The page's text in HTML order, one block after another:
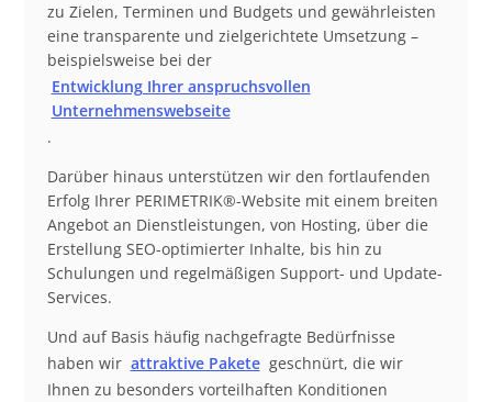
zu Zielen, Terminen und Budgets und gewährleisten
eine transparente und zielgerichtete Umsetzung –
beispielsweise bei der
Entwicklung Ihrer anspruchsvollen
Unternehmenswebseite
.
Darüber hinaus unterstützen wir den fortlaufenden
Erfolg Ihrer PERIMETRIK®-Website mit einem breiten
Angebot an Dienstleistungen, von Hosting, über die
Erstellung SEO-optimierter Inhalte, bis hin zu
Schulungen und regelmäßigen Support- und Update-
Services.
Und auf Basis häufig nachgefragte Bedürfnisse
haben wir attraktive Pakete geschnürt, die wir
Ihnen zu besonders vorteilhaften Konditionen